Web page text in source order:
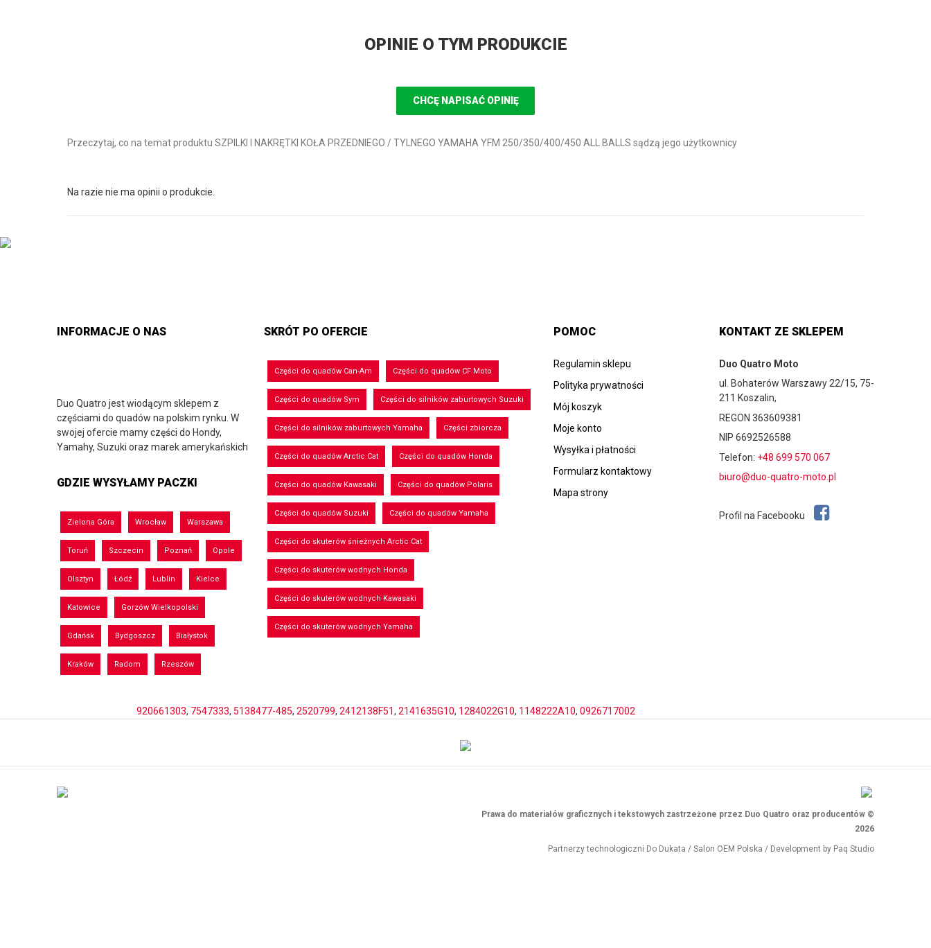
OPINIE O TYM PRODUKCIE
CHCĘ NAPISAĆ OPINIĘ
Przeczytaj, co na temat produktu SZPILKI I NAKRĘTKI KOŁA PRZEDNIEGO / TYLNEGO YAMAHA YFM 250/350/400/450 ALL BALLS sądzą jego użytkownicy
Na razie nie ma opinii o produkcie.
INFORMACJE O NAS
Duo Quatro jest wiodącym sklepem z
częściami do quadów na polskim rynku. W
swojej ofercie mamy części do Hondy,
Yamahy, Suzuki oraz marek amerykańskich
GDZIE WYSYŁAMY PACZKI
Zielona Góra Wrocław Warszawa
Toruń Szczecin Poznań Opole
Olsztyn Łódź Lublin Kielce
Katowice Gorzów Wielkopolski
Gdańsk Bydgoszcz Białystok
Kraków Radom Rzeszów
SKRÓT PO OFERCIE
Części do quadów Can-Am Części do quadów CF Moto
Części do quadów Sym Części do silników zaburtowych Suzuki
Części do silników zaburtowych Yamaha Części zbiorcza
Części do quadów Arctic Cat Części do quadów Honda
Części do quadów Kawasaki Części do quadów Polaris
Części do quadów Suzuki Części do quadów Yamaha
Części do skuterów śnieżnych Arctic Cat
Części do skuterów wodnych Honda
Części do skuterów wodnych Kawasaki
Części do skuterów wodnych Yamaha
POMOC
Regulamin sklepu
Polityka prywatności
Mój koszyk
Moje konto
Wysyłka i płatności
Formularz kontaktowy
Mapa strony
KONTAKT ZE SKLEPEM
Duo Quatro Moto
ul. Bohaterów Warszawy 22/15, 75-
211 Koszalin,
REGON 363609381
NIP 6692526588
Telefon: +48 699 570 067
biuro@duo-quatro-moto.pl
Profil na Facebooku
920661303, 7547333, 5138477-485, 2520799, 2412138F51, 2141635G10, 1284022G10, 1148222A10, 0926717002
Prawa do materiałów graficznych i tekstowych zastrzeżone przez Duo Quatro oraz producentów ©
2026
Partnerzy technologiczni Do Dukata / Salon OEM Polska / Development by Paq Studio